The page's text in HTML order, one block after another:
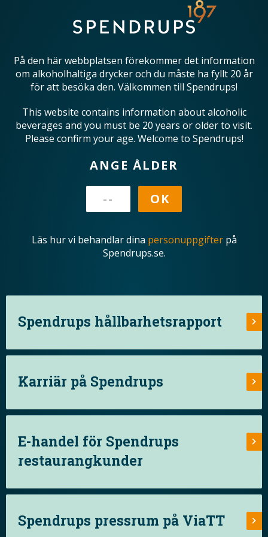
På den här webbplatsen förekommer det information
om alkoholhaltiga drycker och du måste ha fyllt 20 år
för att besöka den. Välkommen till Spendrups!
This website contains information about alcoholic
beverages and you must be 20 years or older to visit.
Please confirm your age. Welcome to Spendrups!
ANGE ÅLDER
Läs hur vi behandlar dina personuppgifterpå
Spendrups.se.
Spendrups hållbarhetsrapport
Karriär på Spendrups
E-handel för Spendrups
restaurangkunder
Spendrups pressrum på ViaTT